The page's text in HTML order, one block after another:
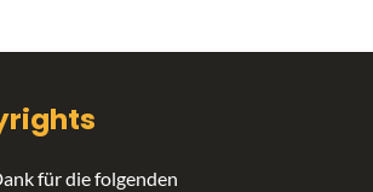
für die folgenden